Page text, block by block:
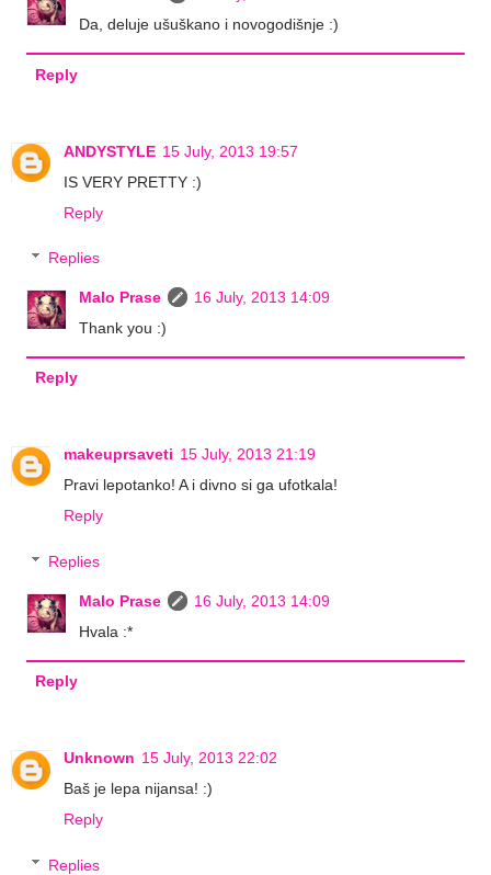
Da, deluje ušuškano i novogodišnje :)
Reply
ANDYSTYLE 15 July, 2013 19:57
IS VERY PRETTY :)
Reply
Replies
Malo Prase
16 July, 2013 14:09
Thank you :)
Reply
makeuprsaveti 15 July, 2013 21:19
Pravi lepotanko! A i divno si ga ufotkala!
Reply
Replies
Malo Prase
16 July, 2013 14:09
Hvala :*
Reply
Unknown 15 July, 2013 22:02
Baš je lepa nijansa! :)
Reply
Replies